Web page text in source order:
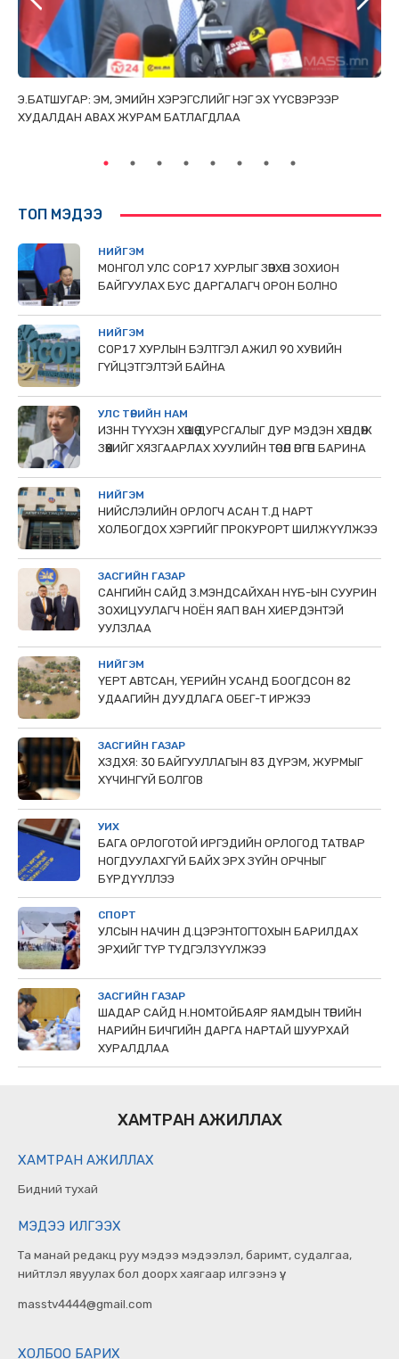
Э.БАТШУГАР: ЭМ, ЭМИЙН ХЭРЭГСЛИЙГ НЭГ ЭХ ҮҮСВЭРЭЭР
ХУДАЛДАН АВАХ ЖУРАМ БАТЛАГДЛАА
ТОП МЭДЭЭ
НИЙГЭМ
МОНГОЛ УЛС СОР17 ХУРЛЫГ ЗӨВХӨН ЗОХИОН
БАЙГУУЛАХ БУС ДАРГАЛАГЧ ОРОН БОЛНО
НИЙГЭМ
COP17 ХУРЛЫН БЭЛТГЭЛ АЖИЛ 90 ХУВИЙН
ГҮЙЦЭТГЭЛТЭЙ БАЙНА
УЛС ТӨРИЙН НАМ
ИЗНН ТҮҮХЭН ХӨШӨӨ ДУРСГАЛЫГ ДУР МЭДЭН ХӨНДӨЖ
ЗӨӨХИЙГ ХЯЗГААРЛАХ ХУУЛИЙН ТӨСӨЛ ӨРГӨН БАРИНА
НИЙГЭМ
НИЙСЛЭЛИЙН ОРЛОГЧ АСАН Т.Д НАРТ
ХОЛБОГДОХ ХЭРГИЙГ ПРОКУРОРТ ШИЛЖҮҮЛЖЭЭ
ЗАСГИЙН ГАЗАР
САНГИЙН САЙД З.МЭНДСАЙХАН НҮБ-ЫН СУУРИН
ЗОХИЦУУЛАГЧ НОЁН ЯАП ВАН ХИЕРДЭНТЭЙ
УУЛЗЛАА
НИЙГЭМ
ҮЕРТ АВТСАН, ҮЕРИЙН УСАНД БООГДСОН 82
УДААГИЙН ДУУДЛАГА ОБЕГ-Т ИРЖЭЭ
ЗАСГИЙН ГАЗАР
ХЗДХЯ: 30 БАЙГУУЛЛАГЫН 83 ДҮРЭМ, ЖУРМЫГ
ХҮЧИНГҮЙ БОЛГОВ
УИХ
БАГА ОРЛОГОТОЙ ИРГЭДИЙН ОРЛОГОД ТАТВАР
НОГДУУЛАХГҮЙ БАЙХ ЭРХ ЗҮЙН ОРЧНЫГ
БҮРДҮҮЛЛЭЭ
СПОРТ
УЛСЫН НАЧИН Д.ЦЭРЭНТОГТОХЫН БАРИЛДАХ
ЭРХИЙГ ТҮР ТҮДГЭЛЗҮҮЛЖЭЭ
ЗАСГИЙН ГАЗАР
ШАДАР САЙД Н.НОМТОЙБАЯР ЯАМДЫН ТӨРИЙН
НАРИЙН БИЧГИЙН ДАРГА НАРТАЙ ШУУРХАЙ
ХУРАЛДЛАА
ХАМТРАН АЖИЛЛАХ
ХАМТРАН АЖИЛЛАХ
Бидний тухай
МЭДЭЭ ИЛГЭЭХ
Та манай редакц руу мэдээ мэдээлэл, баримт, судалгаа,
нийтлэл явуулах бол доорх хаягаар илгээнэ үү.
masstv4444@gmail.com
ХОЛБОО БАРИХ